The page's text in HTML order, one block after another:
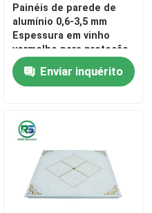
Painéis de parede de
alumínio 0,6-3,5 mm
Espessura em vinho
vermelho para proteção
versátil e altura de visão
ajustávelEnviar inquérito